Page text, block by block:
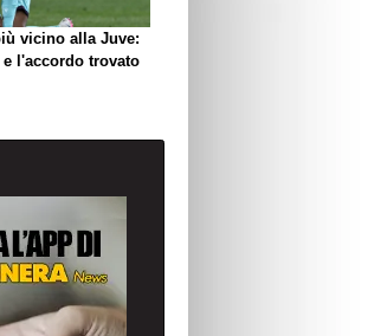
vicino alla Juve:
l'accordo trovato